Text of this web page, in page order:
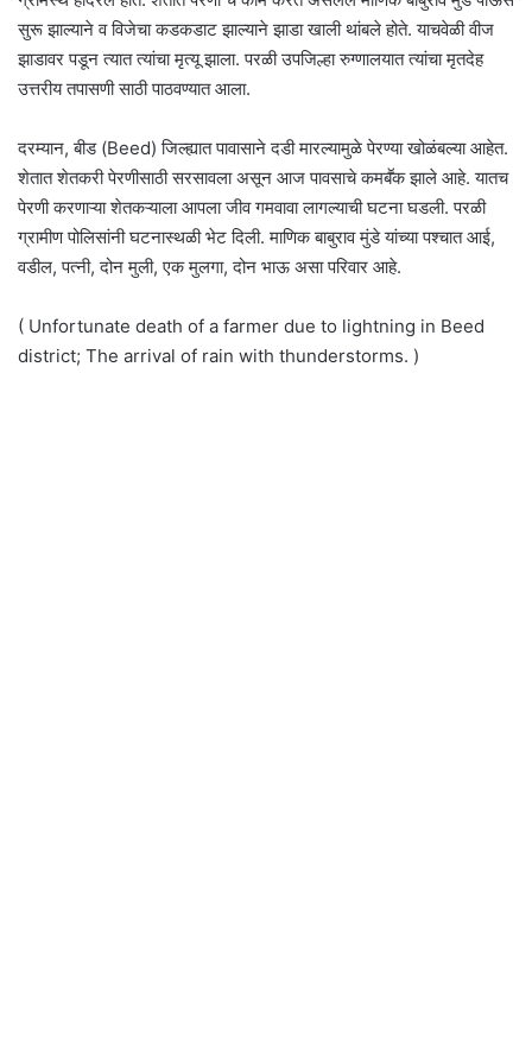
सुरू झाल्याने व विजेचा कडकडाट झाल्याने झाडा खाली थांबले होते. याचवेळी वीज
झाडावर पडून त्यात त्यांचा मृत्यू झाला. परळी उपजिल्हा रुग्णालयात त्यांचा मृतदेह
उत्तरीय तपासणी साठी पाठवण्यात आला.
दरम्यान, बीड (Beed) जिल्ह्यात पावासाने दडी मारल्यामुळे पेरण्या खोळंबल्या आहेत.
शेतात शेतकरी पेरणीसाठी सरसावला असून आज पावसाचे कमबॕक झाले आहे. यातच
पेरणी करणाऱ्या शेतकऱ्याला आपला जीव गमवावा लागल्याची घटना घडली. परळी
ग्रामीण पोलिसांनी घटनास्थळी भेट दिली. माणिक बाबुराव मुंडे यांच्या पश्चात आई,
वडील, पत्नी, दोन मुली, एक मुलगा, दोन भाऊ असा परिवार आहे.
( Unfortunate death of a farmer due to lightning in Beed
district; The arrival of rain with thunderstorms. )